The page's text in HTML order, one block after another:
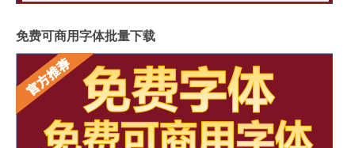
免费可商用字体批量下载